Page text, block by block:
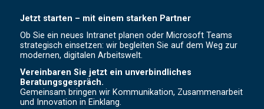
Jetzt starten – mit einem starken Partner
Ob Sie ein neues Intranet planen oder Microsoft Teams
strategisch einsetzen: wir begleiten Sie auf dem Weg zur
modernen, digitalen Arbeitswelt.
Vereinbaren Sie jetzt ein unverbindliches
Beratungsgespräch.
Gemeinsam bringen wir Kommunikation, Zusammenarbeit
und Innovation in Einklang.